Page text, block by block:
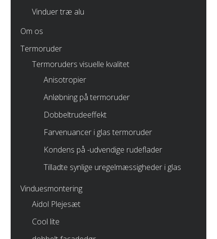
Vinduer træ alu
Om os
Termoruder
Termoruders visuelle kvalitet
Anisotropier
Anløbning på termoruder
Dobbeltrudeeffekt
Farvenuancer i glas termoruder
Kondens på -udvendige rudeflader
Tilladte synlige uregelmæssigheder i glas
Vinduesmontering
Aidol Plejesæt
Cool lite